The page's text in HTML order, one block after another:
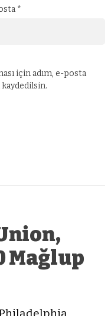
*
için adım, e-posta
kaydedilsin.
Mağlup